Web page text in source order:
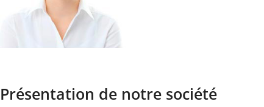
Présentation de notre société